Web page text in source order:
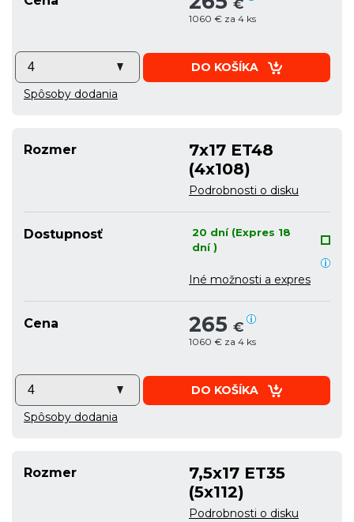
€
1060 € za 4 ks
DO KOŠÍKA
Spôsoby dodania
Rozmer
7x17 ET48
(4x108)
Podrobnosti o disku
Dostupnosť
20 dní (Expres 18
dní )
Iné možnosti a expres
Cena 265 €
1060 € za 4 ks
DO KOŠÍKA
Spôsoby dodania
Rozmer
7,5x17 ET35
(5x112)
Podrobnosti o disku